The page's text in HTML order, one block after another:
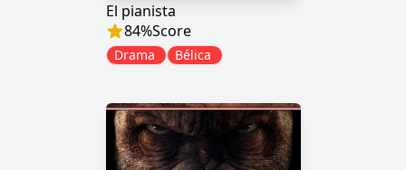
El pianista
84%Score
Drama Bélica